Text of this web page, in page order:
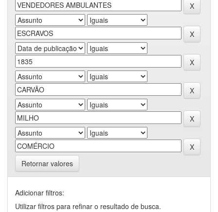
Retornar valores
Adicionar filtros:
Utilizar filtros para refinar o resultado de busca.